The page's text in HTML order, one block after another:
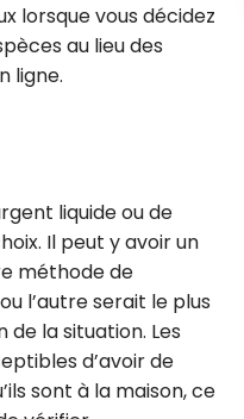
lorsque vous décidez
au lieu des
ligne.
liquide ou de
Il peut y avoir un
méthode de
l’autre serait le plus
la situation. Les
d’avoir de
sont à la maison, ce